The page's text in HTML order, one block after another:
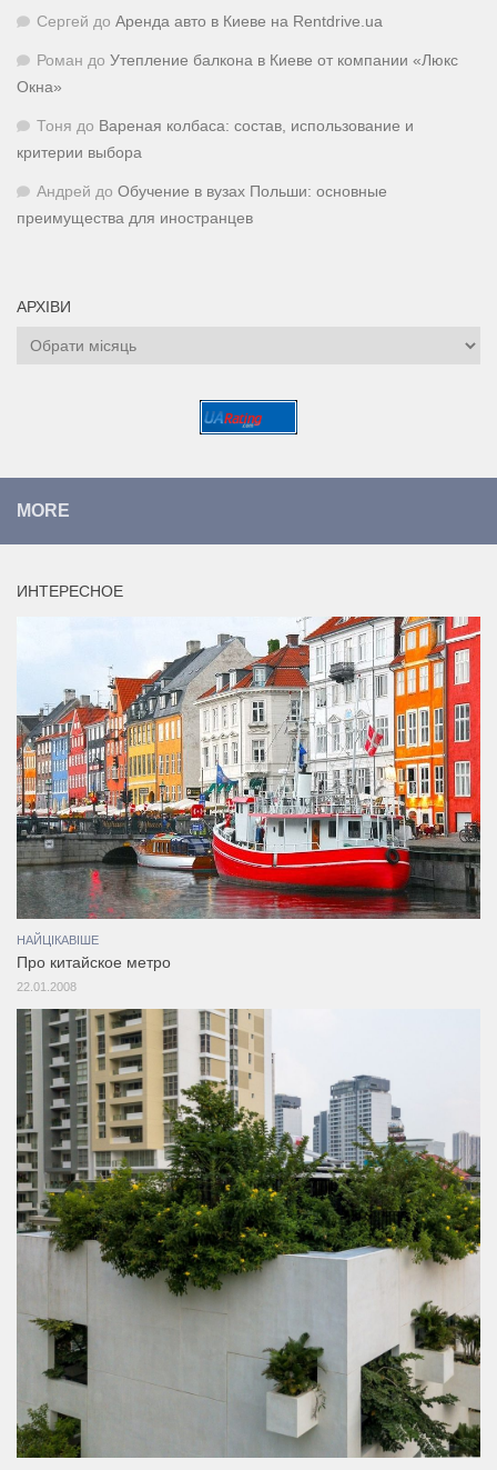
Сергей до Аренда авто в Киеве на Rentdrive.ua
Роман до Утепление балкона в Киеве от компании «Люкс
Окна»
Тоня до Вареная колбаса: состав, использование и
критерии выбора
Андрей до Обучение в вузах Польши: основные
преимущества для иностранцев
АРХІВИ
Архіви
MORE
ИНТЕРЕСНОЕ
НАЙЦІКАВІШЕ
Про китайское метро
22.01.2008